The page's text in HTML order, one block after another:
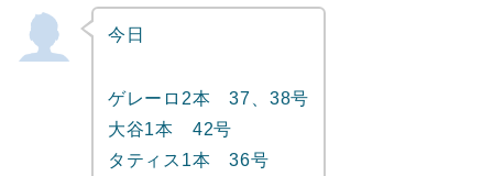
今日
ゲレーロ2本 37、38号
大谷1本 42号
タティス1本 36号